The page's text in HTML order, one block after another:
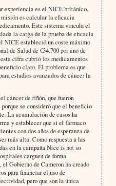
experiencia es el NICE británico,
es calcular la eficacia
Este sistema vincula el
la carga de la prueba de eficacia
NICE estableció un coste máximo
de Salud de €34.700 por año de
cifra cubrió los medicamentos
claro. El problema es que
estadios avanzados de cáncer la
cáncer de riñón, que fueron
se consideró que el beneficio
La acumulación de casos ha
y establecer que si el fármaco
con dos años de esperanza de
más alta. Como respuesta a las
en la campaña Nice is not so
carguen de forma
el Gobierno de Cameron ha creado
para financiar el uso de
pero que son la única